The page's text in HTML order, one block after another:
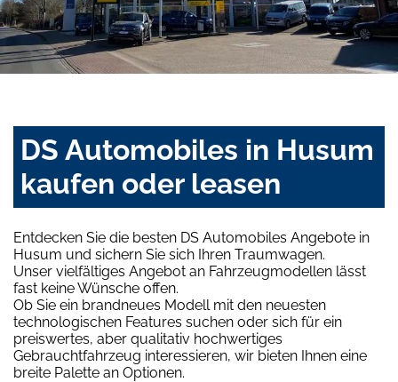
DS Automobiles in Husum
kaufen oder leasen
Entdecken Sie die besten DS Automobiles Angebote in
Husum und sichern Sie sich Ihren Traumwagen.
Unser vielfältiges Angebot an Fahrzeugmodellen lässt
fast keine Wünsche offen.
Ob Sie ein brandneues Modell mit den neuesten
technologischen Features suchen oder sich für ein
preiswertes, aber qualitativ hochwertiges
Gebrauchtfahrzeug interessieren, wir bieten Ihnen eine
breite Palette an Optionen.